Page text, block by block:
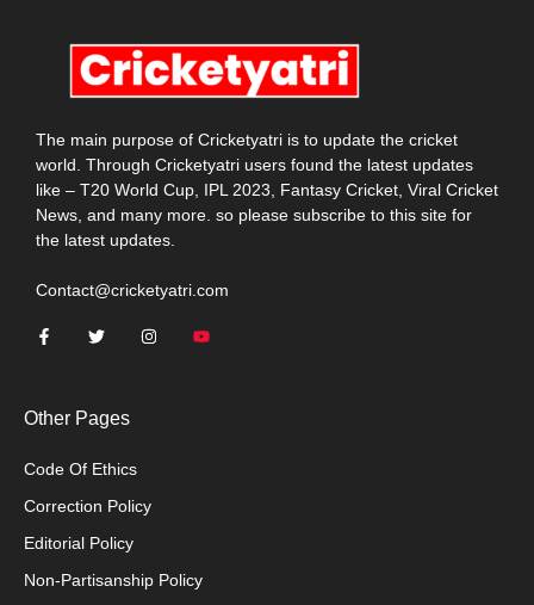
The main purpose of Cricketyatri is to update the cricket
world. Through Cricketyatri users found the latest updates
like – T20 World Cup, IPL 2023, Fantasy Cricket, Viral Cricket
News, and many more. so please subscribe to this site for
the latest updates.
Contact@cricketyatri.com
Other Pages
Code Of Ethics
Correction Policy
Editorial Policy
Non-Partisanship Policy